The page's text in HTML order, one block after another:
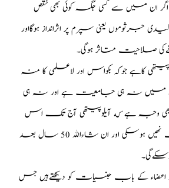
ان میں سے کسی جگہ کوئی بھی نقص
جرثوموں یعنی سپرم پر اثرانداز ہوگااور
صلاحیت متاثر ہوگی۔
کاہے جوکہ بکواس اور لاعلمی کا منہ
نہ ہی جامعیت ہے اور نہ ہی
ہے یهی وجہ ہے که آیلوپیتھی آج تک اس
سلسلےمیں کامیاب نهیں ہوسکی اور ان شاءالله 50 سال بعد
کے باب جنسیات کو دیکھتےہیں جس